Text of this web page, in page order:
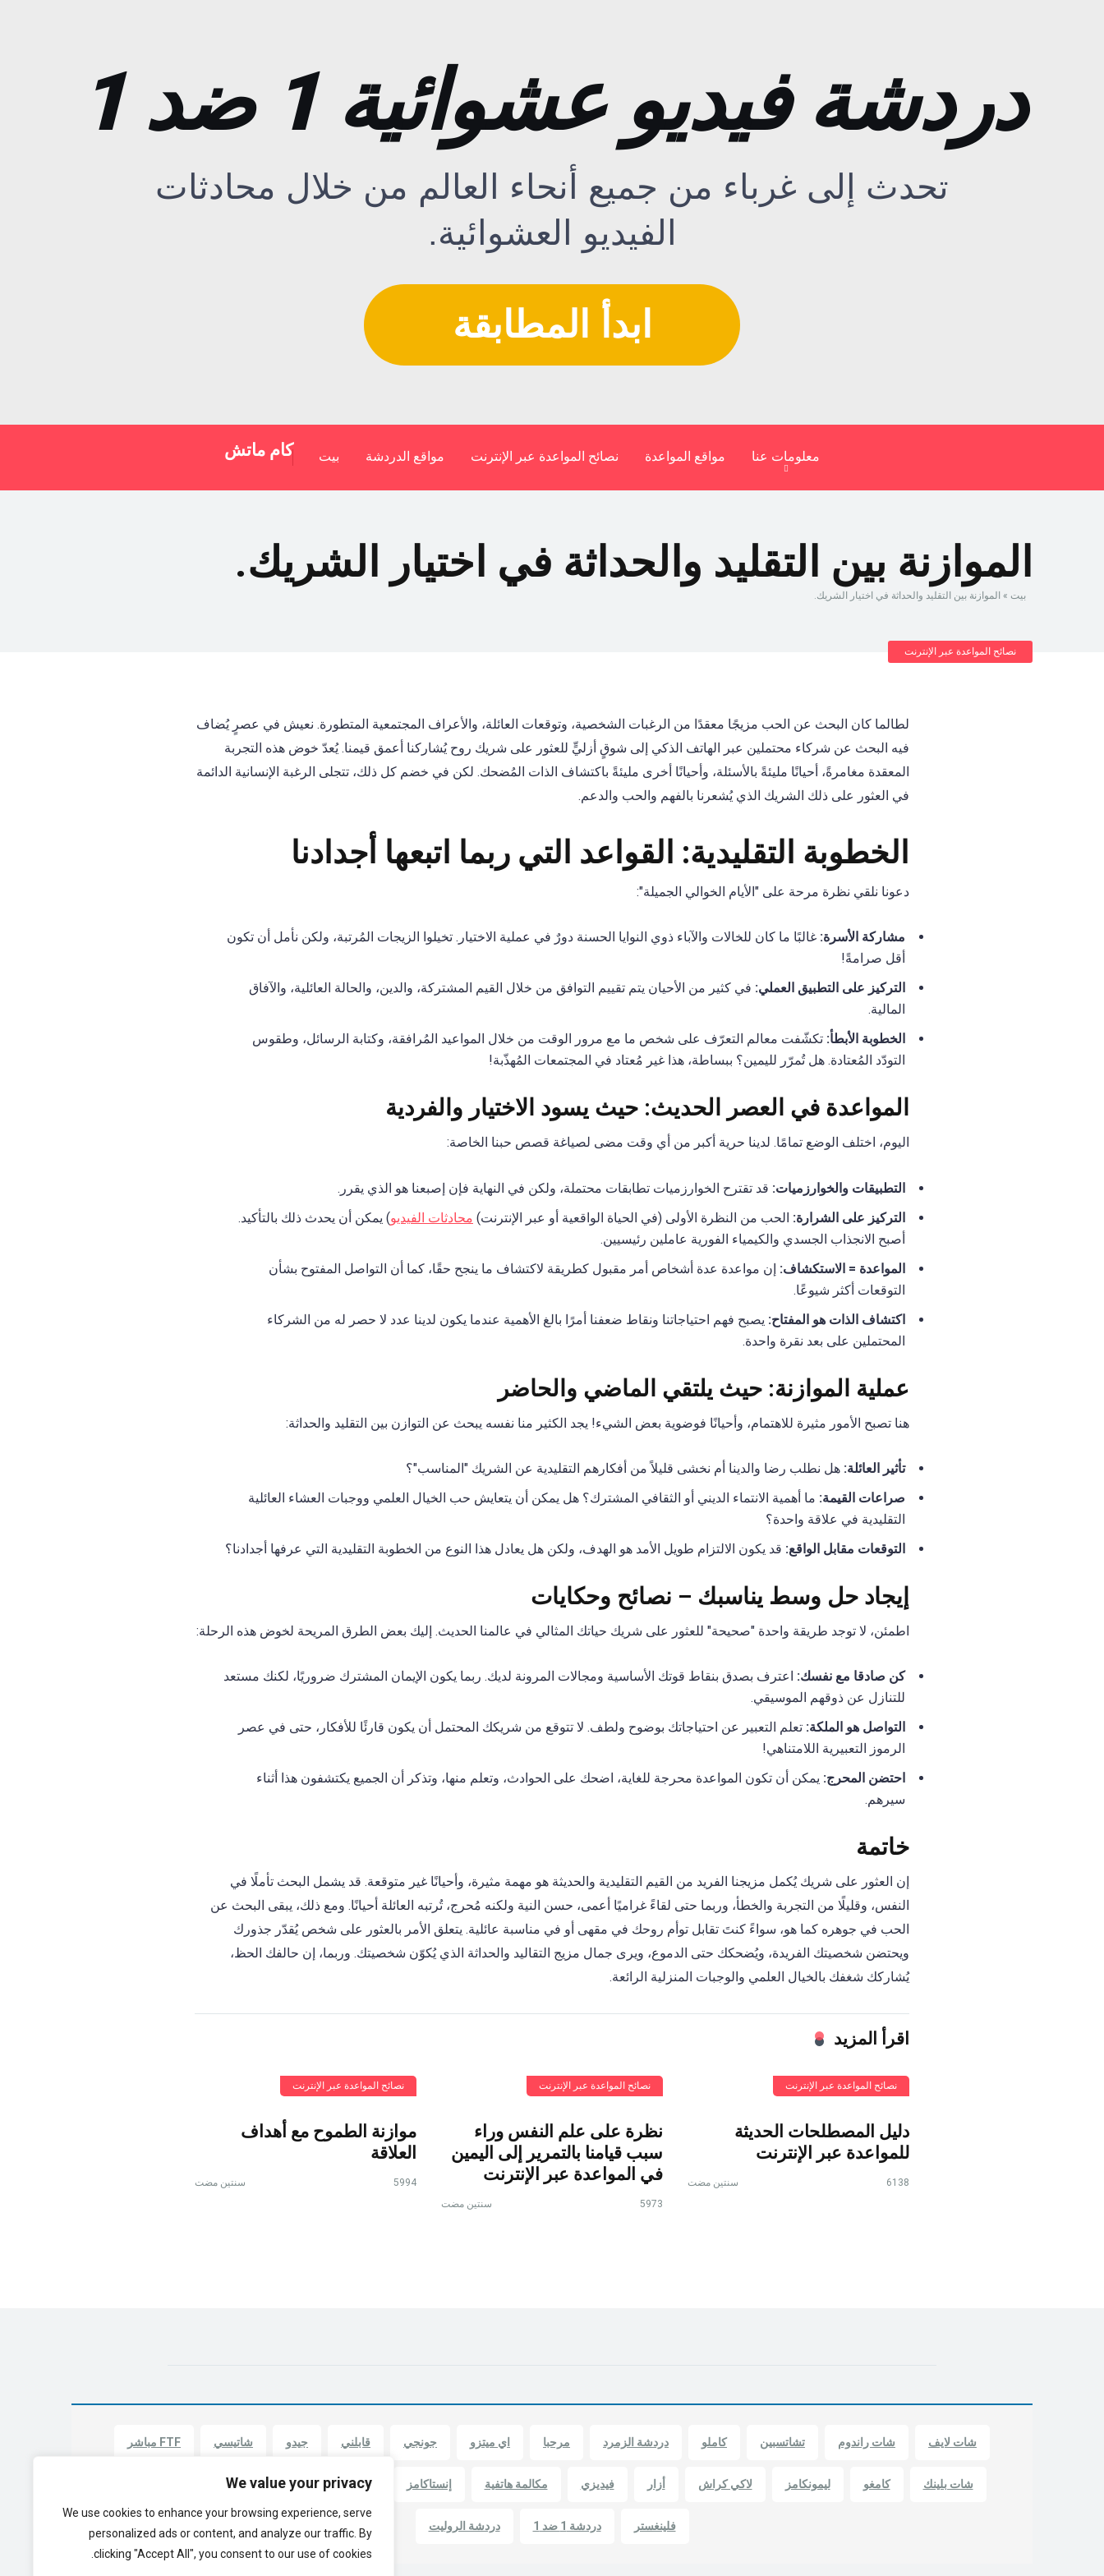
We value your privacy
We use cookies to enhance your browsing experience, serve
personalized ads or content, and analyze our traffic. By
clicking "Accept All", you consent to our use of cookies.
دردشة فيديو عشوائية 1 ضد 1
تحدث إلى غرباء من جميع أنحاء العالم من خلال محادثات
الفيديو العشوائية.
ابدأ المطابقة
كام ماتش بيت مواقع الدردشة نصائح المواعدة عبر الإنترنت مواقع المواعدة معلومات عنا
الموازنة بين التقليد والحداثة في اختيار الشريك.
بيت » الموازنة بين التقليد والحداثة في اختيار الشريك.
نصائح المواعدة عبر الإنترنت
لطالما كان البحث عن الحب مزيجًا معقدًا من الرغبات الشخصية، وتوقعات العائلة، والأعراف المجتمعية المتطورة. نعيش في عصرٍ يُضاف
فيه البحث عن شركاء محتملين عبر الهاتف الذكي إلى شوقٍ أزليٍّ للعثور على شريك روح يُشاركنا أعمق قيمنا. يُعدّ خوض هذه التجربة
المعقدة مغامرةً، أحيانًا مليئةً بالأسئلة، وأحيانًا أخرى مليئةً باكتشاف الذات المُضحك. لكن في خضم كل ذلك، تتجلى الرغبة الإنسانية الدائمة
في العثور على ذلك الشريك الذي يُشعرنا بالفهم والحب والدعم.
الخطوبة التقليدية: القواعد التي ربما اتبعها أجدادنا
دعونا نلقي نظرة مرحة على "الأيام الخوالي الجميلة":
مشاركة الأسرة: غالبًا ما كان للخالات والآباء ذوي النوايا الحسنة دورٌ في عملية الاختيار. تخيلوا الزيجات المُرتبة، ولكن نأمل أن تكون
أقل صرامةً!
التركيز على التطبيق العملي: في كثير من الأحيان يتم تقييم التوافق من خلال القيم المشتركة، والدين، والحالة العائلية، والآفاق
المالية.
الخطوبة الأبطأ: تكشّفت معالم التعرّف على شخص ما مع مرور الوقت من خلال المواعيد المُرافقة، وكتابة الرسائل، وطقوس
التودّد المُعتادة. هل تُمرّر لليمين؟ ببساطة، هذا غير مُعتاد في المجتمعات المُهذّبة!
المواعدة في العصر الحديث: حيث يسود الاختيار والفردية
اليوم، اختلف الوضع تمامًا. لدينا حرية أكبر من أي وقت مضى لصياغة قصص حبنا الخاصة:
التطبيقات والخوارزميات: قد تقترح الخوارزميات تطابقات محتملة، ولكن في النهاية فإن إصبعنا هو الذي يقرر.
التركيز على الشرارة: الحب من النظرة الأولى (في الحياة الواقعية أو عبر الإنترنت) محادثات الفيديو) يمكن أن يحدث ذلك بالتأكيد.
أصبح الانجذاب الجسدي والكيمياء الفورية عاملين رئيسيين.
المواعدة = الاستكشاف: إن مواعدة عدة أشخاص أمر مقبول كطريقة لاكتشاف ما ينجح حقًا، كما أن التواصل المفتوح بشأن
التوقعات أكثر شيوعًا.
اكتشاف الذات هو المفتاح: يصبح فهم احتياجاتنا ونقاط ضعفنا أمرًا بالغ الأهمية عندما يكون لدينا عدد لا حصر له من الشركاء
المحتملين على بعد نقرة واحدة.
عملية الموازنة: حيث يلتقي الماضي والحاضر
هنا تصبح الأمور مثيرة للاهتمام، وأحيانًا فوضوية بعض الشيء! يجد الكثير منا نفسه يبحث عن التوازن بين التقليد والحداثة:
تأثير العائلة: هل نطلب رضا والدينا أم نخشى قليلاً من أفكارهم التقليدية عن الشريك "المناسب"؟
صراعات القيمة: ما أهمية الانتماء الديني أو الثقافي المشترك؟ هل يمكن أن يتعايش حب الخيال العلمي ووجبات العشاء العائلية
التقليدية في علاقة واحدة؟
التوقعات مقابل الواقع: قد يكون الالتزام طويل الأمد هو الهدف، ولكن هل يعادل هذا النوع من الخطوبة التقليدية التي عرفها أجدادنا؟
إيجاد حل وسط يناسبك – نصائح وحكايات
اطمئن، لا توجد طريقة واحدة "صحيحة" للعثور على شريك حياتك المثالي في عالمنا الحديث. إليك بعض الطرق المريحة لخوض هذه الرحلة:
كن صادقا مع نفسك: اعترف بصدق بنقاط قوتك الأساسية ومجالات المرونة لديك. ربما يكون الإيمان المشترك ضروريًا، لكنك مستعد
للتنازل عن ذوقهم الموسيقي.
التواصل هو الملكة: تعلم التعبير عن احتياجاتك بوضوح ولطف. لا تتوقع من شريكك المحتمل أن يكون قارئًا للأفكار، حتى في عصر
الرموز التعبيرية اللامتناهي!
احتضن المحرج: يمكن أن تكون المواعدة محرجة للغاية، اضحك على الحوادث، وتعلم منها، وتذكر أن الجميع يكتشفون هذا أثناء
سيرهم.
خاتمة
إن العثور على شريك يُكمل مزيجنا الفريد من القيم التقليدية والحديثة هو مهمة مثيرة، وأحيانًا غير متوقعة. قد يشمل البحث تأملًا في
النفس، وقليلًا من التجربة والخطأ، وربما حتى لقاءً غراميًا أعمى، حسن النية ولكنه مُحرج، تُرتبه العائلة أحيانًا. ومع ذلك، يبقى البحث عن
الحب في جوهره كما هو، سواءً كنتَ تقابل توأم روحك في مقهى أو في مناسبة عائلية. يتعلق الأمر بالعثور على شخص يُقدّر جذورك
ويحتضن شخصيتك الفريدة، ويُضحكك حتى الدموع، ويرى جمال مزيج التقاليد والحداثة الذي يُكوّن شخصيتك. وربما، إن حالفك الحظ،
يُشاركك شغفك بالخيال العلمي والوجبات المنزلية الرائعة.
اقرأ المزيد
نصائح المواعدة عبر الإنترنت
دليل المصطلحات الحديثة
للمواعدة عبر الإنترنت
سنتين مضت 6138
نصائح المواعدة عبر الإنترنت
نظرة على علم النفس وراء
سبب قيامنا بالتمرير إلى اليمين
في المواعدة عبر الإنترنت
سنتين مضت 5973
نصائح المواعدة عبر الإنترنت
موازنة الطموح مع أهداف
العلاقة
سنتين مضت 5994
شات لايف شات راندوم تشاتسبين كاملو دردشة الزمرد مرحبا اي ميتزو جونجي قابلني جيدو شاتيسي FTF مباشر
شات بلينك كامغو ليمونكامز لاكي كراش أزار فيديزي مكالمة هاتفية إنستاكامز أوهميجلي دردشة ميرامي
فلينغستر دردشة 1 ضد 1 دردشة الروليت